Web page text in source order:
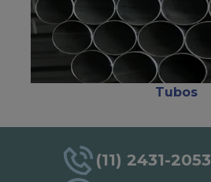
Tubos
(11) 2431-2053